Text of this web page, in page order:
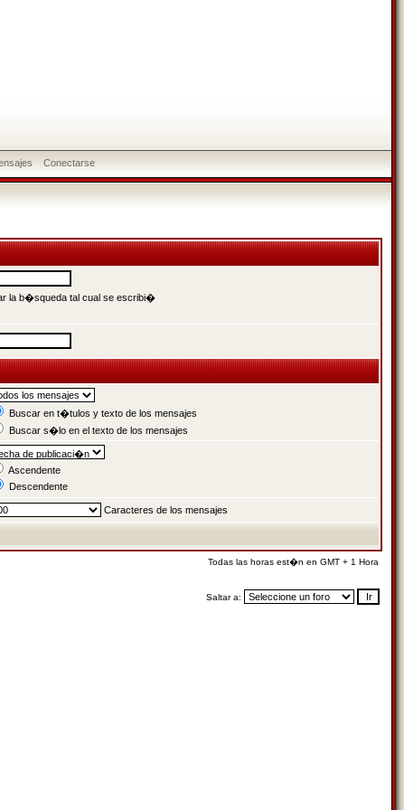
Conectarse
la b�squeda tal cual se escribi�
Buscar en t�tulos y texto de los mensajes
Buscar s�lo en el texto de los mensajes
Ascendente
Descendente
Caracteres de los mensajes
Todas las horas est�n en GMT + 1 Hora
Saltar a: